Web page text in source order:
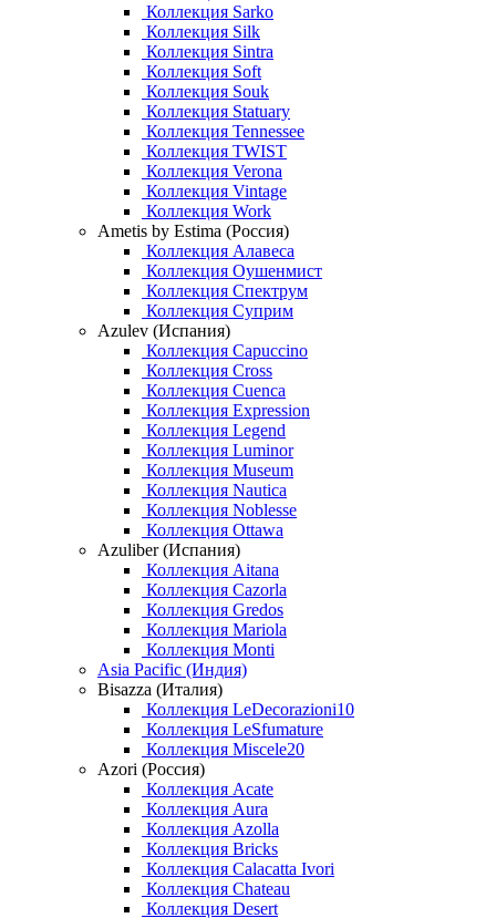
Коллекция Sarko
Коллекция Silk
Коллекция Sintra
Коллекция Soft
Коллекция Souk
Коллекция Statuary
Коллекция Tennessee
Коллекция TWIST
Коллекция Verona
Коллекция Vintage
Коллекция Work
Ametis by Estima (Россия)
Коллекция Алавеса
Коллекция Оушенмист
Коллекция Спектрум
Коллекция Суприм
Azulev (Испания)
Коллекция Capuccino
Коллекция Cross
Коллекция Cuenca
Коллекция Expression
Коллекция Legend
Коллекция Luminor
Коллекция Museum
Коллекция Nautica
Коллекция Noblesse
Коллекция Ottawa
Azuliber (Испания)
Коллекция Aitana
Коллекция Cazorla
Коллекция Gredos
Коллекция Mariola
Коллекция Monti
Asia Pacific (Индия)
Bisazza (Италия)
Коллекция LeDecorazioni10
Коллекция LeSfumature
Коллекция Miscele20
Azori (Россия)
Коллекция Acate
Коллекция Aura
Коллекция Azolla
Коллекция Bricks
Коллекция Calacatta Ivori
Коллекция Chateau
Коллекция Desert